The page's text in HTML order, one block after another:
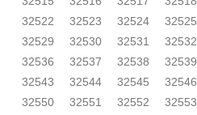
32522
32523 32524 32525
32529
32530 32531 32532
32536
32537 32538 32539
32543
32544 32545 32546
32550
32551 32552 32553